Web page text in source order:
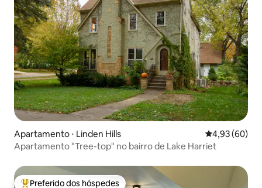
Apartamento ⋅ Linden Hills 4,93 de uma
4,93 (60)
Apartamento "Tree-top" no bairro de Lake Harriet
Preferido dos hóspedes